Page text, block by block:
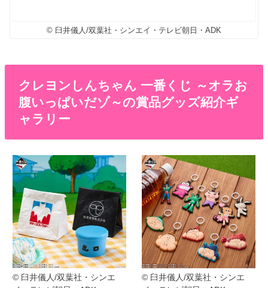
© 臼井儀人/双葉社・シンエイ・テレビ朝日・ADK
クレヨンしんちゃん 一番くじ ～オラお
腹いっぱいだゾ～の賞品グッズ紹介ギ
ャラリー
© 臼井儀人/双葉社・シンエ
© 臼井儀人/双葉社・シンエ